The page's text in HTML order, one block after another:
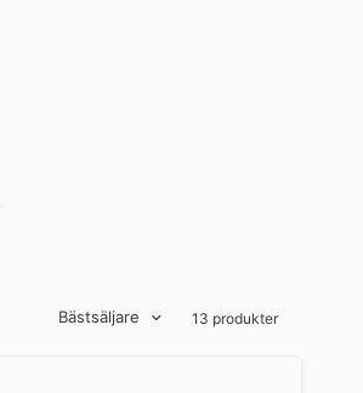
Bästsäljare 13 produkter